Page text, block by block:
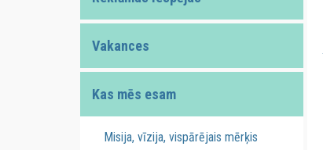
Vakances
Kas mēs esam
Misija, vīzija, vispārējais mērķis